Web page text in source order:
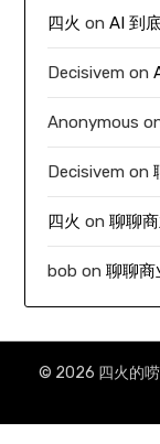
四火 onAI 到
Decisivem on
Anonymous
Decisivem on
四火 on聊聊
bob on聊聊
© 2026 四火的